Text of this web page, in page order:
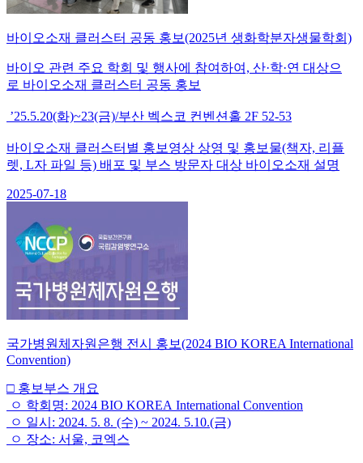
바이오소재 클러스터 공동 홍보(2025년 생화학분자생물학회)
바이오 관련 주요 학회 및 행사에 참여하여, 산·학·연 대상으
로 바이오소재 클러스터 공동 홍보
’25.5.20(화)~23(금)/부산 벡스코 컨벤션홀 2F 52-53
바이오소재 클러스터별 홍보영상 상영 및 홍보물(책자, 리플
렛, L자 파일 등) 배포 및 부스 방문자 대상 바이오소재 설명
2025-07-18
국가병원체자원은행 전시 홍보(2024 BIO KOREA International
Convention)
□ 홍보부스 개요
ㅇ 학회명: 2024 BIO KOREA International Convention
ㅇ 일시: 2024. 5. 8. (수) ~ 2024. 5.10.(금)
ㅇ 장소: 서울, 코엑스